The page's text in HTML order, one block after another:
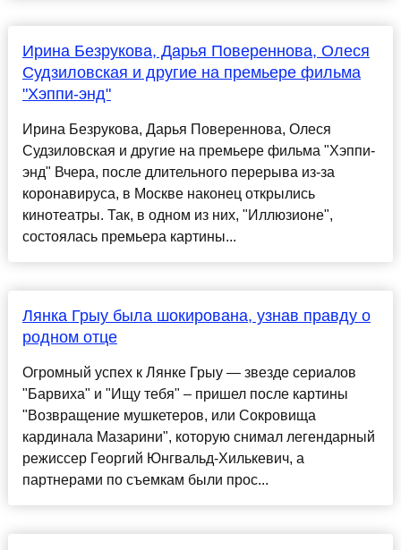
Ирина Безрукова, Дарья Повереннова, Олеся
Судзиловская и другие на премьере фильма
"Хэппи-энд"
Ирина Безрукова, Дарья Повереннова, Олеся
Судзиловская и другие на премьере фильма "Хэппи-
энд" Вчера, после длительного перерыва из-за
коронавируса, в Москве наконец открылись
кинотеатры. Так, в одном из них, "Иллюзионе",
состоялась премьера картины...
Лянка Грыу была шокирована, узнав правду о
родном отце
Огромный успех к Лянке Грыу — звезде сериалов
"Барвиха" и "Ищу тебя" – пришел после картины
"Возвращение мушкетеров, или Сокровища
кардинала Мазарини", которую снимал легендарный
режиссер Георгий Юнгвальд-Хилькевич, а
партнерами по съемкам были прос...